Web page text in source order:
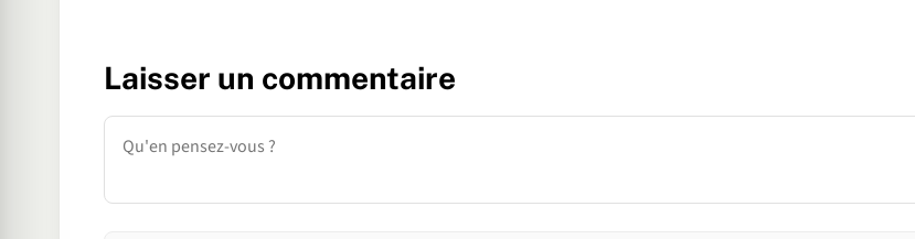
Laisser un commentaire
Commentaire